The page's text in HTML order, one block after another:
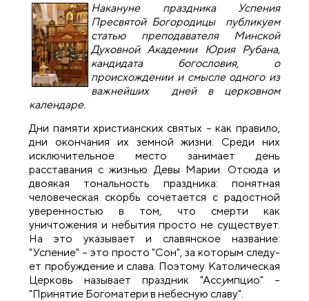
Накануне праздника Успения
Пресвятой Богородицы публикуем
статью преподавателя Минской
Духовной Академии Юрия Рубана,
кандидата богословия, о
происхождении и смысле одного из
важнейших дней в церковном
календаре.
Дни памяти христианских святых – как правило,
дни окончания их зе­м­ной жизни. Среди них
исключительное место занимает день
расставания с жизнью Девы Марии. Отсюда и
двоякая тональность праздника: понят­ная
человеческая скорбь сочетается с радостной
уверенностью в том, что смерти как
уничтожения и небытия просто не существует.
На это указы­ва­ет и славянское название:
"Успение" – это просто "Сон", за которым следу­
ет пробуждение и слава. Поэтому Католическая
Церковь называет празд­ник "Ассумпцио" –
"Принятие Богоматери в небесную славу".